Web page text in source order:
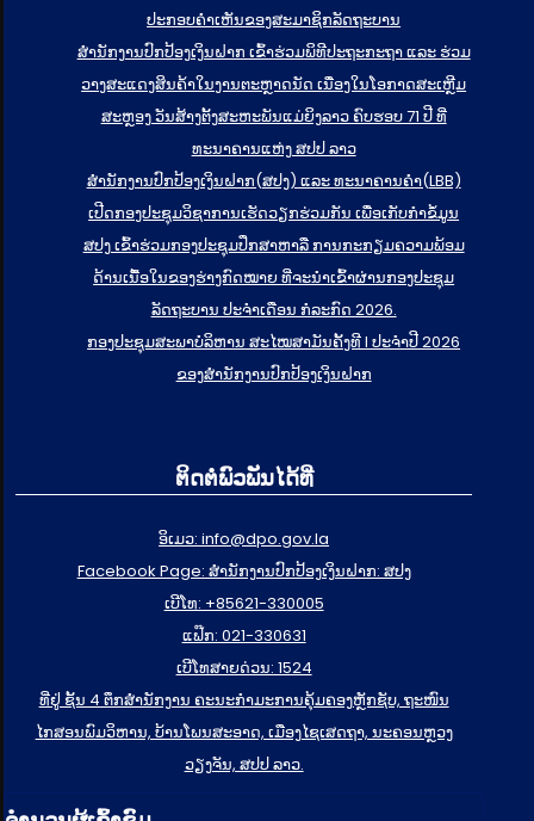
ປະກອບຄຳເຫັນຂອງສະມາຊິກລັດຖະບານ
ສຳນັກງານປົກປ້ອງເງິນຝາກ ເຂົ້າຮ່ວມພິທີປະຖະກະຖາ ແລະ ຮ່ວມ
ວາງສະແດງສິນຄ້າໃນງານຕະຫຼາດນັດ ເນື່ອງໃນໂອກາດສະເຫຼີມ
ສະຫຼອງ ວັນສ້າງຕັ້ງສະຫະພັນແມ່ຍິງລາວ ຄົບຮອບ 71 ປີ ທີ່
ທະນາຄານແຫ່ງ ສປປ ລາວ
ສຳນັກງານປົກປ້ອງເງິນຝາກ(ສປງ) ແລະ ທະນາຄານຄຳ(LBB)
ເປີດກອງປະຊຸມວິຊາການເຮັດວຽກຮ່ວມກັນ ເພື່ອເກັບກຳຂໍ້ມູນ
ສປງ ເຂົ້າຮ່ວມກອງປະຊຸມປຶກສາຫາລື ການກະກຽມຄວາມພ້ອມ
ດ້ານເນື້ອໃນຂອງຮ່າງກົດໝາຍ ທີ່ຈະນໍາເຂົ້າຜ່ານກອງປະຊຸມ
ລັດຖະບານ ປະຈໍາເດືອນ ກໍລະກົດ 2026.
ກອງປະຊຸມສະພາບໍລິຫານ ສະໄໝສາມັນຄັ້ງທີ I ປະຈຳປີ 2026
ຂອງສຳນັກງານປົກປ້ອງເງິນຝາກ
ຕິດຕໍ່ພົວພັນໄດ້ທີ່
ອິເມວ: info@dpo.gov.la
Facebook Page: ສໍານັກງານປົກປ້ອງເງິນຝາກ: ສປງ
ເບີໂທ: +85621-330005
ແຟ໊ກ: 021-330631
ເບີໂທສາຍດ່ວນ: 1524
ທີ່ຢູ່ ຊັ້ນ 4 ຕຶກສຳນັກງານ ຄະນະກຳມະການຄຸ້ມຄອງຫຼັກຊັບ, ຖະໜົນ
ໄກສອນພົມວິຫານ, ບ້ານໂພນສະອາດ, ເມືອງໄຊເສດຖາ, ນະຄອນຫຼວງ
ວຽງຈັນ, ສປປ ລາວ.